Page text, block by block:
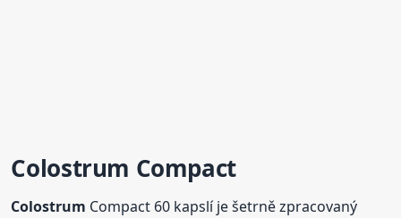
Colostrum Compact
Colostrum Compact 60 kapslí je šetrně zpracovaný